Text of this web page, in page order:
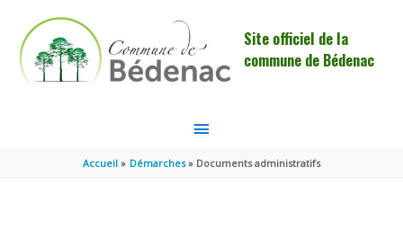
Site officiel de la
commune de Bédenac
MENU
PRINCIPAL
Accueil Démarches Documents administratifs